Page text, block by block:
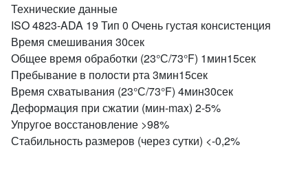
Технические данные
ISO 4823-ADA 19 Тип 0 Очень густая консистенция
Время смешивания 30сек
Общее время обработки (23°С/73°F) 1мин15сек
Пребывание в полости рта 3мин15сек
Время схватывания (23°С/73°F) 4мин30сек
Деформация при сжатии (мин-max) 2-5%
Упругое восстановление >98%
Стабильность размеров (через сутки) <-0,2%